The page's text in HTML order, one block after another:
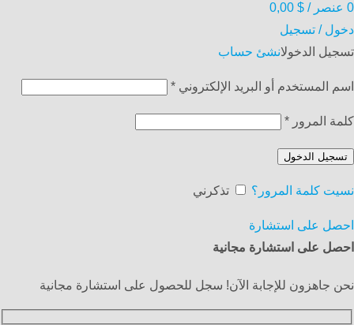
0 عنصر /
0,00 $
دخول / تسجيل
تسجيل الدخولانشئ حساب
اسم المستخدم أو البريد الإلكتروني *
كلمة المرور *
تسجيل الدخول
نسيت كلمة المرور؟ تذكرني
احصل على استشارة
احصل على استشارة مجانية
نحن جاهزون للإجابة الآن! سجل للحصول على استشارة مجانية